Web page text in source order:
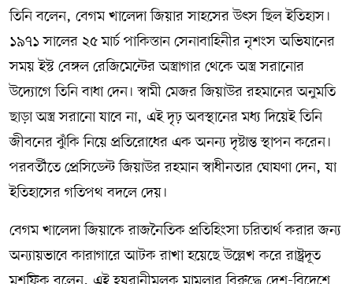
তিনি বলেন, বেগম খালেদা জিয়ার সাহসের উৎস ছিল ইতিহাস।
১৯৭১ সালের ২৫ মার্চ পাকিস্তান সেনাবাহিনীর নৃশংস অভিযানের
সময় ইস্ট বেঙ্গল রেজিমেন্টের অস্ত্রাগার থেকে অস্ত্র সরানোর
উদ্যোগে তিনি বাধা দেন। স্বামী মেজর জিয়াউর রহমানের অনুমতি
ছাড়া অস্ত্র সরানো যাবে না, এই দৃঢ় অবস্থানের মধ্য দিয়েই তিনি
জীবনের ঝুঁকি নিয়ে প্রতিরোধের এক অনন্য দৃষ্টান্ত স্থাপন করেন।
পরবর্তীতে প্রেসিডেন্ট জিয়াউর রহমান স্বাধীনতার ঘোষণা দেন, যা
ইতিহাসের গতিপথ বদলে দেয়।
বেগম খালেদা জিয়াকে রাজনৈতিক প্রতিহিংসা চরিতার্থ করার জন্য
অন্যায়ভাবে কারাগারে আটক রাখা হয়েছে উল্লেখ করে রাষ্ট্রদূত